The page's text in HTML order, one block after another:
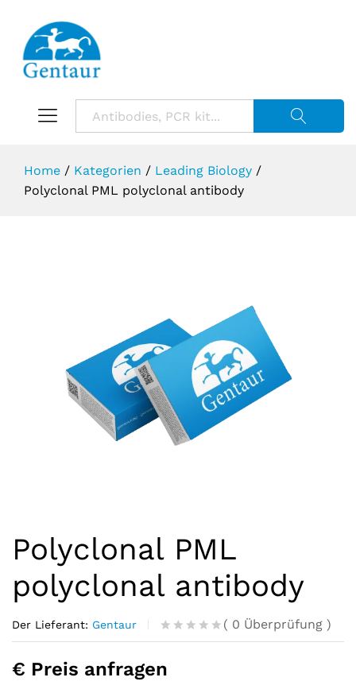
Home / Kategorien / Leading Biology /
Polyclonal PML polyclonal antibody
Polyclonal PML
polyclonal antibody
Der Lieferant: Gentaur
R
t
0
( 0 Überprüfung )
€ Preis anfragen